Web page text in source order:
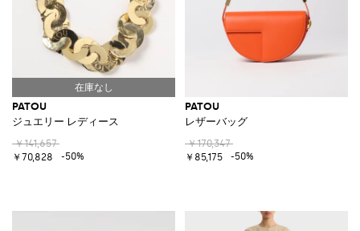
PATOU
ジュエリー レディース
￥141,657
￥70,828
-50%
PATOU
レザーバッグ
￥170,347
￥85,175
-50%